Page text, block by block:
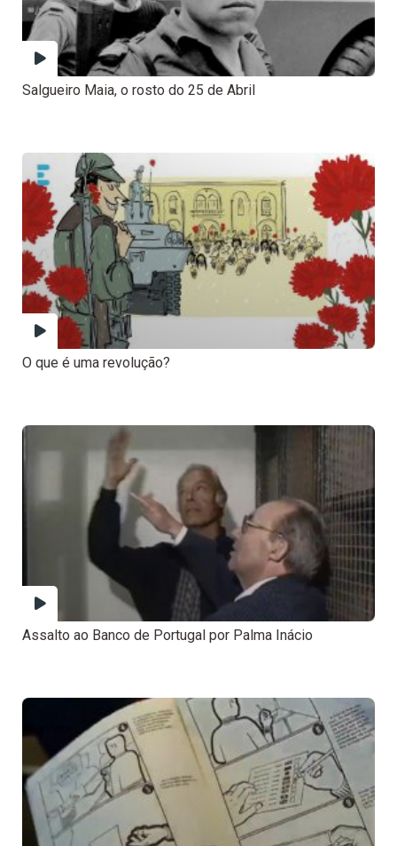
Salgueiro Maia, o rosto do 25 de Abril
O que é uma revolução?
Assalto ao Banco de Portugal por Palma Inácio